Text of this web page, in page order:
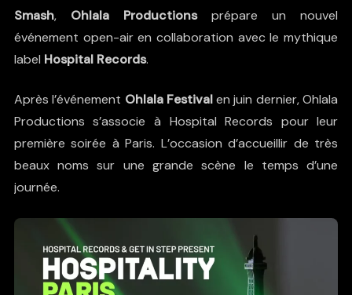
Smash, Ohlala Productionsprépare un nouvel
événement open-air en collaboration avec le mythique
label Hospital Records.
Après l’événement Ohlala Festivalen juin dernier, Ohlala
Productions s’associe à Hospital Records pour leur
première soirée à Paris. L’occasion d’accueillir de très
beaux noms sur une grande scène le temps d’une
journée.